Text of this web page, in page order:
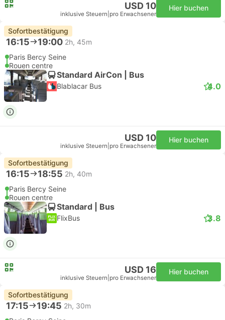
USD 10
inklusive Steuern pro Erwachsener
Hier buchen
Sofortbestätigung
16:15 19:00 2h, 45m
Paris Bercy Seine
Rouen centre
Standard AirCon | Bus
Blablacar Bus 4.0
USD 10
inklusive Steuern pro Erwachsener
Hier buchen
Sofortbestätigung
16:15 18:55 2h, 40m
Paris Bercy Seine
Rouen centre
Standard | Bus
FlixBus 3.8
USD 16
inklusive Steuern pro Erwachsener
Hier buchen
Sofortbestätigung
17:15 19:45 2h, 30m